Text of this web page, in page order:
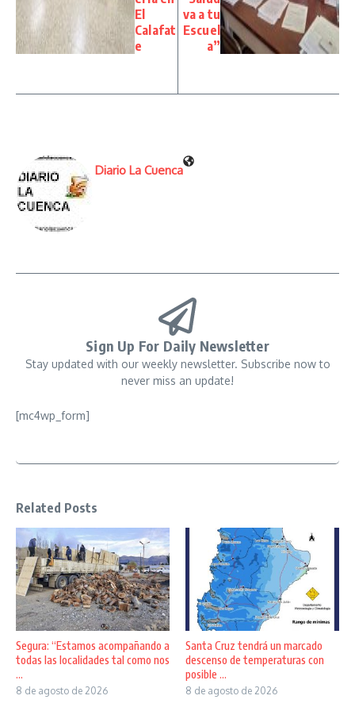
El
Calafat
e
va a tu
Escuel
a”
Diario La Cuenca
Sign Up For Daily Newsletter
Stay updated with our weekly newsletter. Subscribe now to
never miss an update!
[mc4wp_form]
Related Posts
Segura: “Estamos acompañando a
todas las localidades tal como nos
...
8 de agosto de 2026
Santa Cruz tendrá un marcado
descenso de temperaturas con
posible ...
8 de agosto de 2026